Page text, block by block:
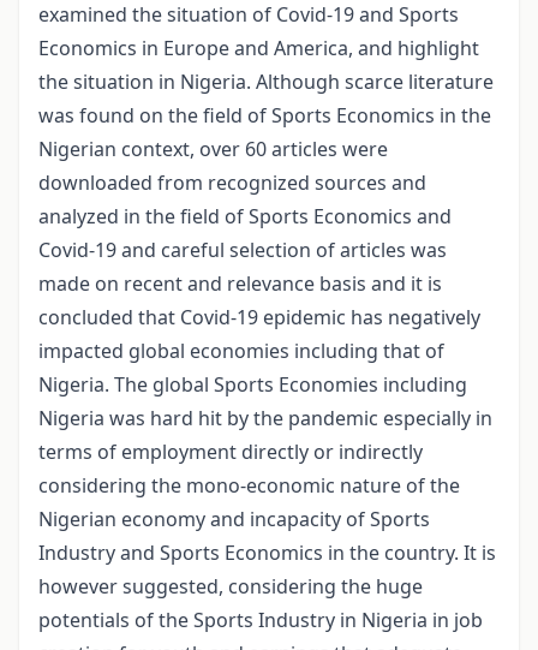
examined the situation of Covid-19 and Sports
Economics in Europe and America, and highlight
the situation in Nigeria. Although scarce literature
was found on the field of Sports Economics in the
Nigerian context, over 60 articles were
downloaded from recognized sources and
analyzed in the field of Sports Economics and
Covid-19 and careful selection of articles was
made on recent and relevance basis and it is
concluded that Covid-19 epidemic has negatively
impacted global economies including that of
Nigeria. The global Sports Economies including
Nigeria was hard hit by the pandemic especially in
terms of employment directly or indirectly
considering the mono-economic nature of the
Nigerian economy and incapacity of Sports
Industry and Sports Economics in the country. It is
however suggested, considering the huge
potentials of the Sports Industry in Nigeria in job